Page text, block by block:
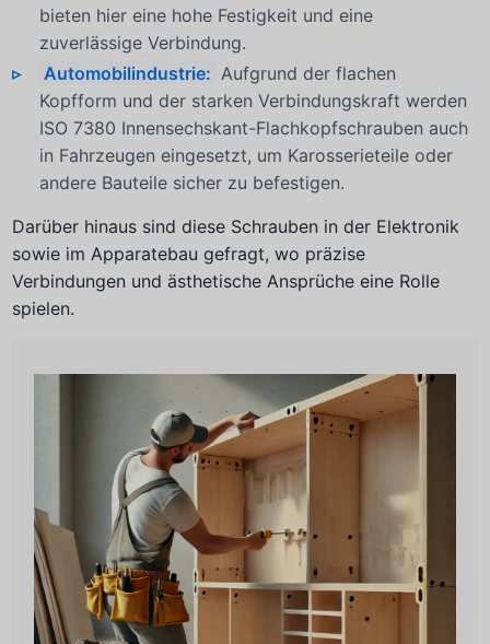
bieten hier eine hohe Festigkeit und eine
zuverlässige Verbindung.
Automobilindustrie: Aufgrund der flachen
Kopfform und der starken Verbindungskraft werden
ISO 7380 Innensechskant-Flachkopfschrauben auch
in Fahrzeugen eingesetzt, um Karosserieteile oder
andere Bauteile sicher zu befestigen.
Darüber hinaus sind diese Schrauben in der Elektronik
sowie im Apparatebau gefragt, wo präzise
Verbindungen und ästhetische Ansprüche eine Rolle
spielen.